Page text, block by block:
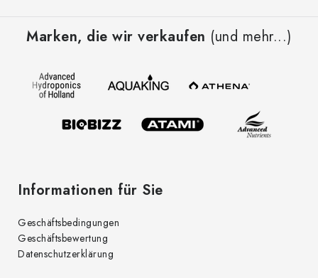
Marken, die wir verkaufen (und mehr...)
Informationen für Sie
Geschäftsbedingungen
Geschäftsbewertung
Datenschutzerklärung